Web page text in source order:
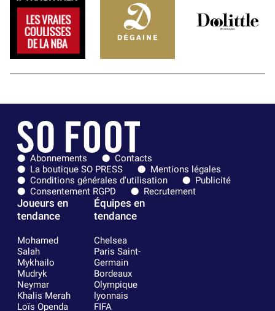
Abonnements
Contacts
La boutique SO PRESS
Mentions légales
Conditions générales d'utilisation
Publicité
Consentement RGPD
Recrutement
Joueurs en
tendance
Mohamed
Salah
Mykhailo
Mudryk
Neymar
Khalis Merah
Loïs Openda
Équipes en
tendance
Chelsea
Paris Saint-
Germain
Bordeaux
Olympique
lyonnais
FIFA